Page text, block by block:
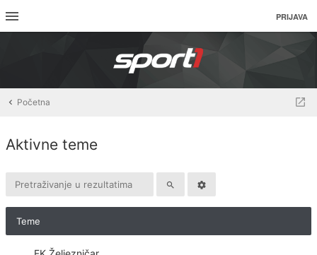
PRIJAVA
Početna
Aktivne teme
Teme